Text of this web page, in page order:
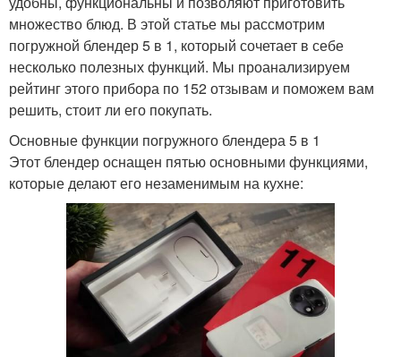
множество блюд. В этой статье мы рассмотрим
погружной блендер 5 в 1, который сочетает в себе
несколько полезных функций. Мы проанализируем
рейтинг этого прибора по 152 отзывам и поможем вам
решить, стоит ли его покупать.
Основные функции погружного блендера 5 в 1
Этот блендер оснащен пятью основными функциями,
которые делают его незаменимым на кухне: